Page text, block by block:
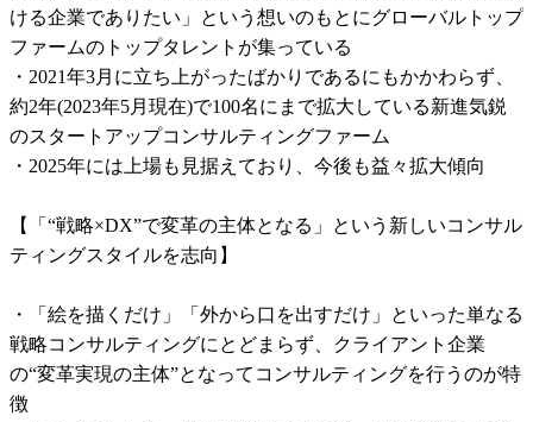
ける企業でありたい」という想いのもとにグローバルトップ
ファームのトップタレントが集っている
・2021年3月に立ち上がったばかりであるにもかかわらず、
約2年(2023年5月現在)で100名にまで拡大している新進気鋭
のスタートアップコンサルティングファーム
・2025年には上場も見据えており、今後も益々拡大傾向
【「“戦略×DX”で変革の主体となる」という新しいコンサル
ティングスタイルを志向】
・「絵を描くだけ」「外から口を出すだけ」といった単なる
戦略コンサルティングにとどまらず、クライアント企業
の“変革実現の主体”となってコンサルティングを行うのが特
徴